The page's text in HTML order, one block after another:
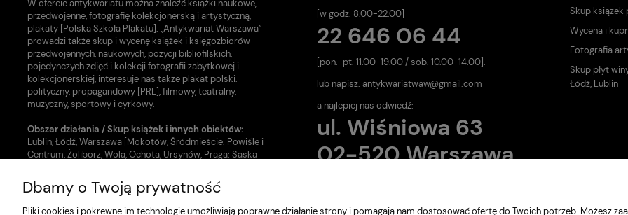
W ofercie antykwariatu można znaleźć książki naukowe,
przedwojenne, fotografię kolekcjonerską i artystyczną,
plakaty [Polska Szkoła Plakatu]. „Antykwariat Warszawa”
prowadzi także skup i wycenę książek i księgozbiorów
przedwojennych, naukowych, pozycji bibliofilskich,
pojedynczych zdjęć i kolekcji fotografii zabytkowej i
kolekcjonerskiej, interesuje nas także plakat polski:
polityczny, propagandowy [PRL], filmowy, teatralny,
muzyczny, sportowy i cyrkowy.
Obszar działania / Skup książek i innych obiektów:
Lublin, Łódź, Warszawa [Mokotów, Śródmieście: Powiśle i
Centrum, Żoliborz, Wola, Ochota, Ursynów, Praga: Saska
Nasze usługi w zakresie uzupełnienia zbiorów:
- Skup książek [Warszawa, Lublin, Łódź]
[w godz. 8.00-22.00]
22 646 06 44
[pon.-pt. 11.00-19.00 / sob. 10.00-14.00].
lub napisz: antykwariatwaw@gmail.com
a najlepiej nas odwiedź:
ul. Wiśniowa 63
02-520 Warszawa
Skup książek
Wycena i
Fotografia
Skup płyt
Łódź, Lublin
Dbamy o Twoją prywatność
Pliki cookies i pokrewne im technologie umożliwiają poprawne działanie strony i pomagają nam dostosować ofertę do Twoich potrzeb. Możesz